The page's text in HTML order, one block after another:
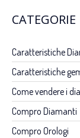
CATEGORIE
Caratteristiche
Caratteristiche
Come vendere i
Compro Diamanti
Compro Orologi